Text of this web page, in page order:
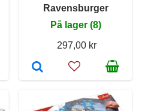
Ravensburger
På lager (8)
297,00 kr